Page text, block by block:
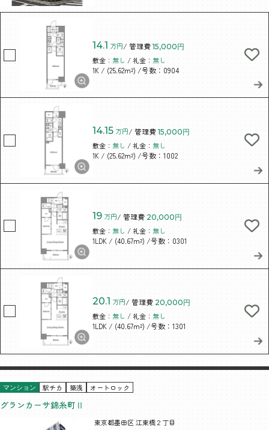
14.1 万円/ 管理費 15,000円
敷金： 無し / 礼金： 無し
1K / (25.62m²) /号数：0904
14.15 万円/ 管理費 15,000円
敷金： 無し / 礼金： 無し
1K / (25.62m²) /号数：1002
19 万円/ 管理費 20,000円
敷金： 無し / 礼金： 無し
1LDK / (40.67m²) /号数：0301
20.1 万円/ 管理費 20,000円
敷金： 無し / 礼金： 無し
1LDK / (40.67m²) /号数：1301
マンション 駅チカ 築浅 オートロック
グランカーサ錦糸町Ⅱ
東京都墨田区 江東橋２丁目